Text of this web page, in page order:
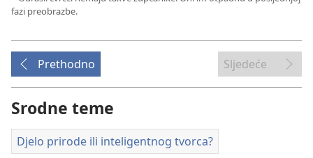
fazi preobrazbe.
Prethodno Sljedeće
Srodne teme
Djelo prirode ili inteligentnog tvorca?